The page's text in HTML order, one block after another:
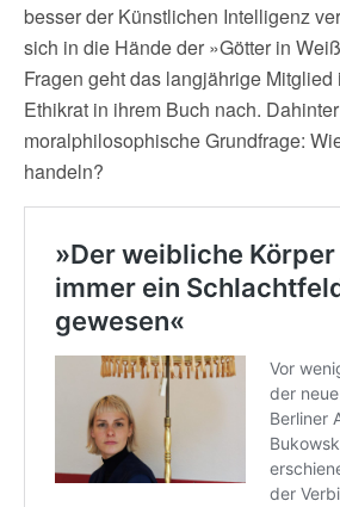
besser der Künstlichen Intelligenz
sich in die Hände der »Götter in
Fragen geht das langjährige Mitglied
Ethikrat in ihrem Buch nach.
moralphilosophische Grundfrage:
handeln?